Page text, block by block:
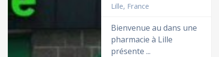
Lille, France
Bienvenue au dans une
pharmacie à Lille
présente ...